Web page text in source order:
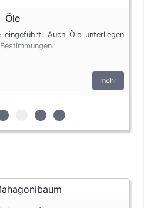
Öle
Auch Öle unterliegen
mehr
Erscheinungsform
geschützten
3. geschützten
zur 4. geschützten
zur 5. geschützten
zur 6. geschützten